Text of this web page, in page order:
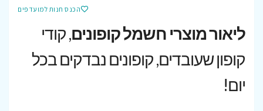
הכנס חנות למועדפים
ליאור מוצרי חשמל קופונים, קודי
קופון שעובדים, קופונים נבדקים בכל
יום!